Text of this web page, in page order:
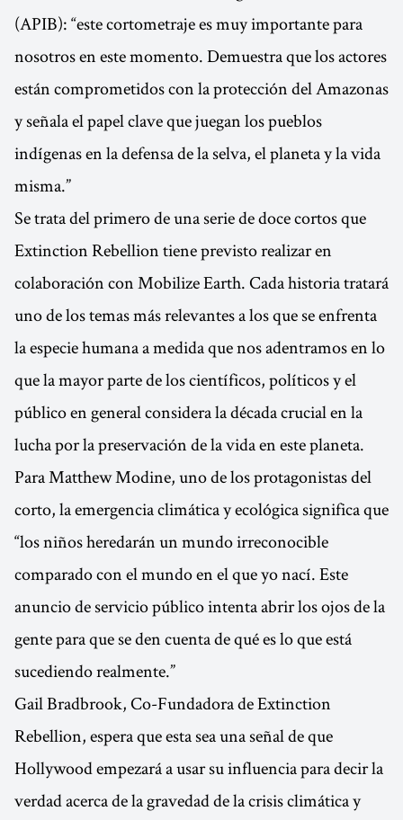
(APIB): “este cortometraje es muy importante para
nosotros en este momento. Demuestra que los actores
están comprometidos con la protección del Amazonas
y señala el papel clave que juegan los pueblos
indígenas en la defensa de la selva, el planeta y la vida
misma.”
Se trata del primero de una serie de doce cortos que
Extinction Rebellion tiene previsto realizar en
colaboración con Mobilize Earth. Cada historia tratará
uno de los temas más relevantes a los que se enfrenta
la especie humana a medida que nos adentramos en lo
que la mayor parte de los científicos, políticos y el
público en general considera la década crucial en la
lucha por la preservación de la vida en este planeta.
Para Matthew Modine, uno de los protagonistas del
corto, la emergencia climática y ecológica significa que
“los niños heredarán un mundo irreconocible
comparado con el mundo en el que yo nací. Este
anuncio de servicio público intenta abrir los ojos de la
gente para que se den cuenta de qué es lo que está
sucediendo realmente.”
Gail Bradbrook, Co-Fundadora de Extinction
Rebellion, espera que esta sea una señal de que
Hollywood empezará a usar su influencia para decir la
verdad acerca de la gravedad de la crisis climática y